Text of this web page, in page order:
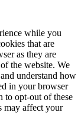
while you
that are
as they are
the website. We
understand how
in your browser
to opt-out of these
may affect your